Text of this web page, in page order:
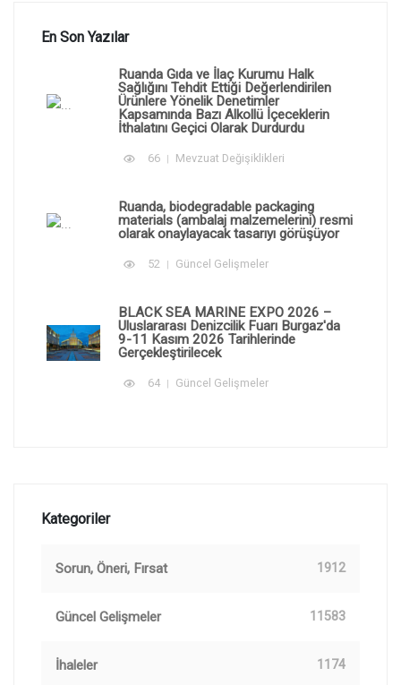
En Son Yazılar
Ruanda Gıda ve İlaç Kurumu Halk
Sağlığını Tehdit Ettiği Değerlendirilen
Ürünlere Yönelik Denetimler
Kapsamında Bazı Alkollü İçeceklerin
İthalatını Geçici Olarak Durdurdu
66 Mevzuat Değişiklikleri
Ruanda, biodegradable packaging
materials (ambalaj malzemelerini) resmi
olarak onaylayacak tasarıyı görüşüyor
52 Güncel Gelişmeler
BLACK SEA MARINE EXPO 2026 –
Uluslararası Denizcilik Fuarı Burgaz'da
9-11 Kasım 2026 Tarihlerinde
Gerçekleştirilecek
64 Güncel Gelişmeler
Kategoriler
Sorun, Öneri, Fırsat 1912
Güncel Gelişmeler 11583
İhaleler 1174